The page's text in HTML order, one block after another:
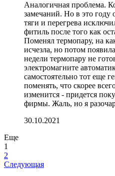
Аналогичная проблема.
замечаний. Но в это году
тяги и перегрева
фитиль после того как
Поменял термопару, на
исчезла, но потом
недели термопару не
электромагните
самостоятельно тот еще
поменять, что скорее
изменится - придется
фирмы. Жаль, но я
30.10.2021
Еще
1
2
Следующая